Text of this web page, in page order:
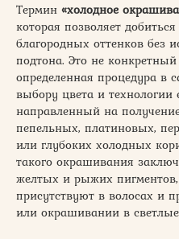
Термин «холодное
которая позволяет
благородных оттенков без
подтона. Это не
определенная процедура в
выбору цвета и технологии
направленный на
пепельных, платиновых,
или глубоких холодных
такого окрашивания
желтых и рыжих
присутствуют в волосах и
или окрашивании в